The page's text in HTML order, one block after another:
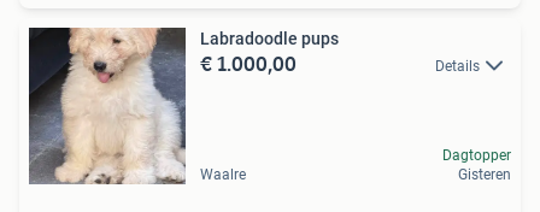
Labradoodle pups
€ 1.000,00 Details
Waalre
Dagtopper
Gisteren